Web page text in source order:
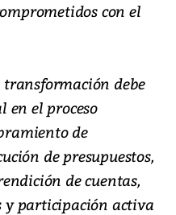
con el
debe
en el proceso
de
de presupuestos,
de cuentas,
y participación activa